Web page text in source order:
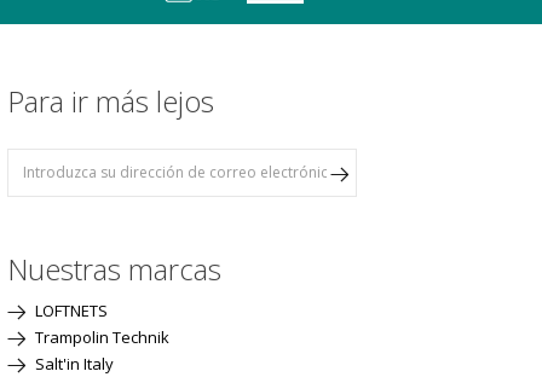
Para ir más lejos
Nuestras marcas
LOFTNETS
Trampolin Technik
Salt'in Italy